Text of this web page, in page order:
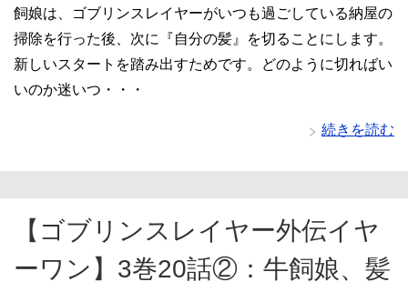
飼娘は、ゴブリンスレイヤーがいつも過ごしている納屋の
掃除を行った後、次に『自分の髪』を切ることにします。
新しいスタートを踏み出すためです。どのように切ればい
いのか迷いつ・・・
続きを読む
【ゴブリンスレイヤー外伝イヤ
ーワン】3巻20話②：牛飼娘、髪